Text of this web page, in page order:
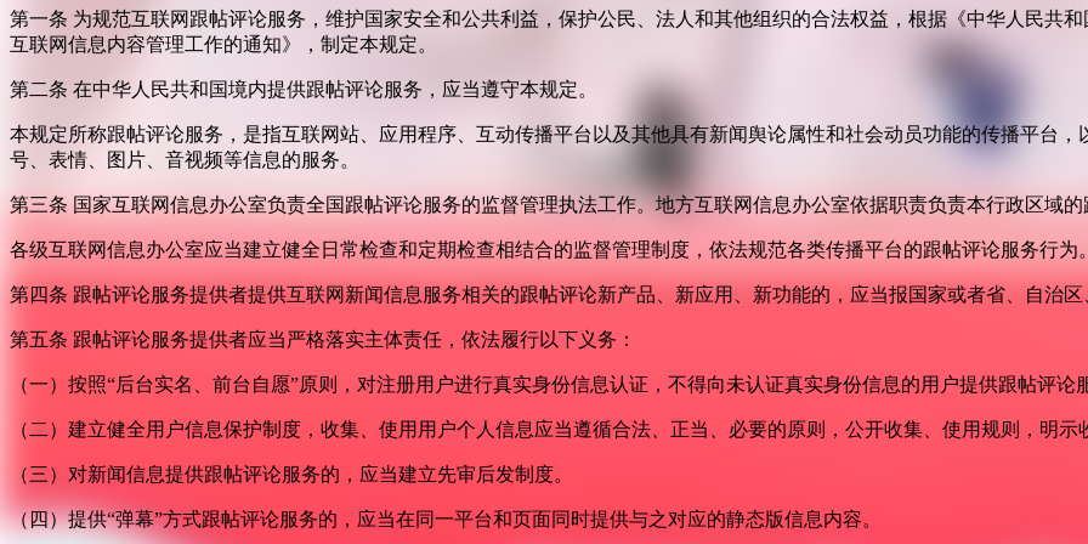
第一条 为规范互联网跟帖评论服务，维护国家安全和公共利益，保护公民、法人和其他组织的合法权益，根据《中华人民共
互联网信息内容管理工作的通知》，制定本规定。
第二条 在中华人民共和国境内提供跟帖评论服务，应当遵守本规定。
本规定所称跟帖评论服务，是指互联网站、应用程序、互动传播平台以及其他具有新闻舆论属性和社会动员功能的传播平台
号、表情、图片、音视频等信息的服务。
第三条 国家互联网信息办公室负责全国跟帖评论服务的监督管理执法工作。地方互联网信息办公室依据职责负责本行政区域
各级互联网信息办公室应当建立健全日常检查和定期检查相结合的监督管理制度，依法规范各类传播平台的跟帖评论服务行为
第四条 跟帖评论服务提供者提供互联网新闻信息服务相关的跟帖评论新产品、新应用、新功能的，应当报国家或者省、自治
第五条 跟帖评论服务提供者应当严格落实主体责任，依法履行以下义务：
（一）按照“后台实名、前台自愿”原则，对注册用户进行真实身份信息认证，不得向未认证真实身份信息的用户提供跟帖评论
（二）建立健全用户信息保护制度，收集、使用用户个人信息应当遵循合法、正当、必要的原则，公开收集、使用规则，明
（三）对新闻信息提供跟帖评论服务的，应当建立先审后发制度。
（四）提供“弹幕”方式跟帖评论服务的，应当在同一平台和页面同时提供与之对应的静态版信息内容。